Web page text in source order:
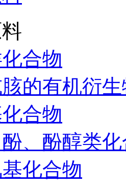
合物
的有机衍
合物
、酚醇类
化合物